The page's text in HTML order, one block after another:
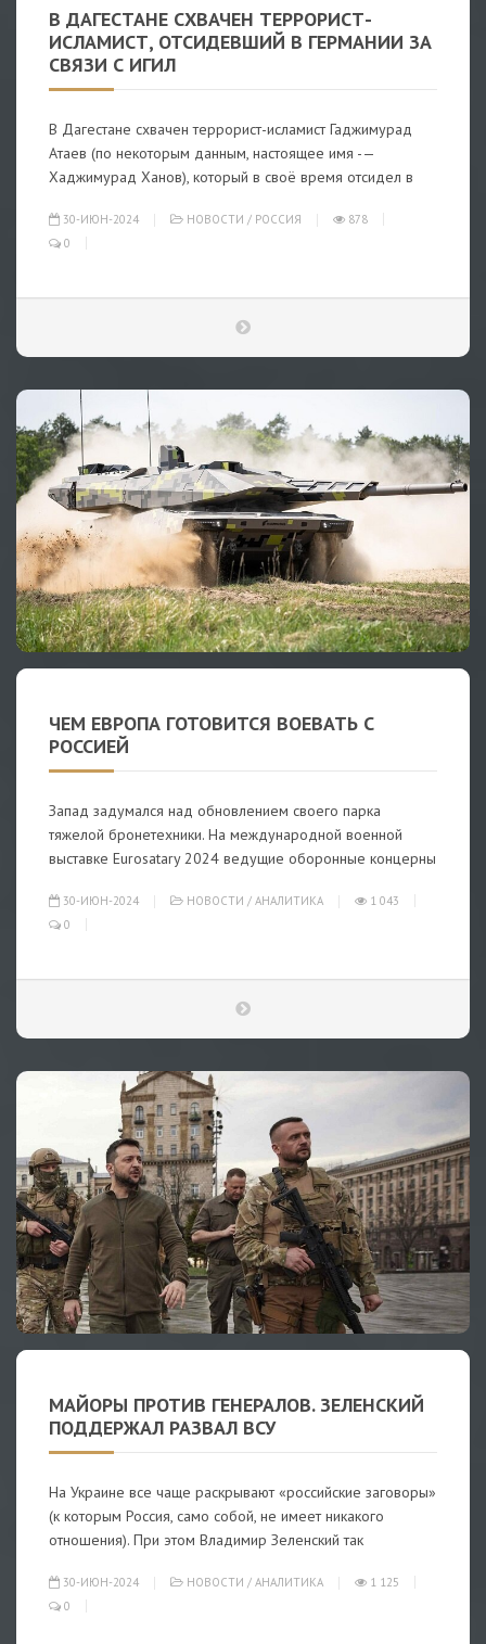
В ДАГЕСТАНЕ СХВАЧЕН ТЕРРОРИСТ-
ИСЛАМИСТ, ОТСИДЕВШИЙ В ГЕРМАНИИ ЗА
СВЯЗИ С ИГИЛ
В Дагестане схвачен террорист-исламист Гаджимурад
Атаев (по некоторым данным, настоящее имя -—
Хаджимурад Ханов), который в своё время отсидел в
30-ИЮН-2024 НОВОСТИ / РОССИЯ
878
0
ЧЕМ ЕВРОПА ГОТОВИТСЯ ВОЕВАТЬ С
РОССИЕЙ
Запад задумался над обновлением своего парка
тяжелой бронетехники. На международной военной
выставке Eurosatary 2024 ведущие оборонные концерны
30-ИЮН-2024 НОВОСТИ / АНАЛИТИКА
1 043
0
МАЙОРЫ ПРОТИВ ГЕНЕРАЛОВ. ЗЕЛЕНСКИЙ
ПОДДЕРЖАЛ РАЗВАЛ ВСУ
На Украине все чаще раскрывают «российские заговоры»
(к которым Россия, само собой, не имеет никакого
отношения). При этом Владимир Зеленский так
30-ИЮН-2024 НОВОСТИ / АНАЛИТИКА
1 125
0